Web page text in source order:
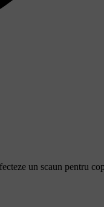
un scaun pentru